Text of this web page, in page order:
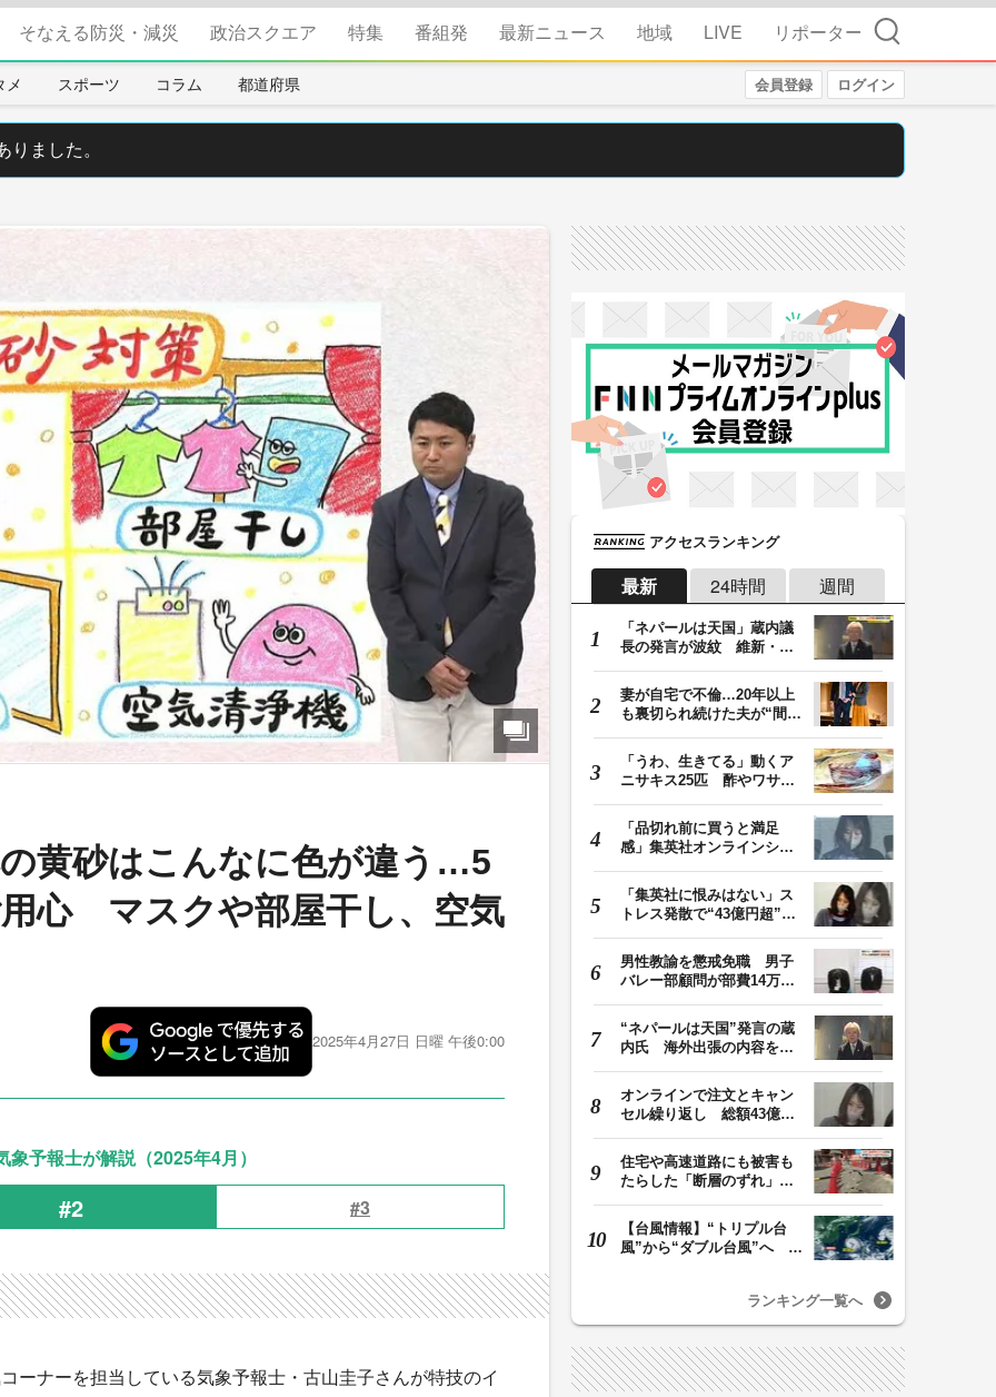
そなえる防災・減災 政治スクエア 特集 番組発 最新ニュース 地域 LIVE リポーター 検索
メ スポーツ コラム 都道府県 会員登録 ログイン
ました。
黄砂はこんなに色が違う…5
心 マスクや部屋干し、空気
2025年4月27日 日曜 午後0:00
予報士が解説（2025年4月）
#2 #3
ーナーを担当している気象予報士・古山圭子さんが特技のイ
アクセスランキング
最新 24時間 週間
「ネパールは天国」蔵内議
長の発言が波紋 維新・吉
妻が自宅で不倫…20年以上
も裏切られ続けた夫が“間
「うわ、生きてる」動くア
ニサキス25匹 酢やワサビ
「品切れ前に買うと満足
感」集英社オンラインショ
「集英社に恨みはない」ス
トレス発散で“43億円超”の
男性教諭を懲戒免職 男子
バレー部顧問が部費14万円
“ネパールは天国”発言の蔵
内氏 海外出張の内容を説
オンラインで注文とキャン
セル繰り返し 総額43億円
住宅や高速道路にも被害も
たらした「断層のずれ」
【台風情報】“トリプル台
風”から“ダブル台風”へ 13
ランキング一覧へ